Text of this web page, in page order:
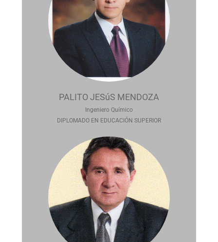
PALITO JESúS MENDOZA
Ingeniero Químico
DIPLOMADO EN EDUCACIÓN SUPERIOR